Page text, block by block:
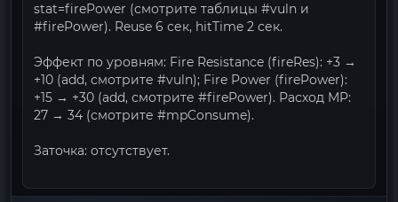
stat=firePower (смотрите таблицы #vuln и
#firePower). Reuse 6 сек, hitTime 2 сек.
Эффект по уровням: Fire Resistance (fireRes): +3 →
+10 (add, смотрите #vuln); Fire Power (firePower):
+15 → +30 (add, смотрите #firePower). Расход MP:
27 → 34 (смотрите #mpConsume).
Заточка: отсутствует.